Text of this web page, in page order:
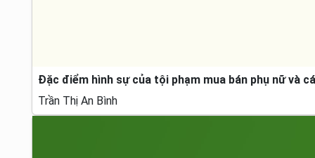
Đặc điểm hình sự của tội phạm mua bán phụ nữ và
Trần Thị An Bình